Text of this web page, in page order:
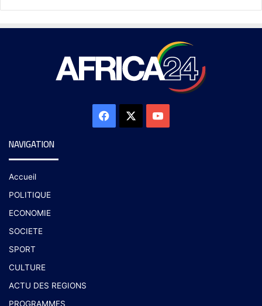
NAVIGATION
Accueil
POLITIQUE
ECONOMIE
SOCIETE
SPORT
CULTURE
ACTU DES REGIONS
PROGRAMMES